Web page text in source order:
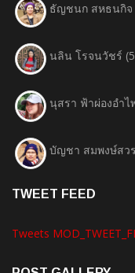
ธัญชนก สหธนกิจ
นลิน โรจนวัชร์
นุสรา ฟ้าผ่องอำไ
บัญชา สมพงษ์สว
TWEET FEED
Tweets